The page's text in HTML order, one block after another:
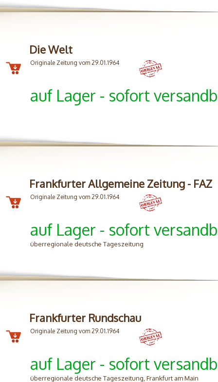
Die Welt
Originale Zeitung vom 29.01.1964
auf Lager - sofort
Frankfurter Allgemeine Zeitung - FAZ
Originale Zeitung vom 29.01.1964
auf Lager - sofort
überregionale deutsche Tageszeitung
Frankfurter Rundschau
Originale Zeitung vom 29.01.1964
auf Lager - sofort
überregionale deutsche Tageszeitung, Frankfurt am Main